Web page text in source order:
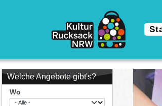
Welche Angebote gibt's?
Wo
Bild